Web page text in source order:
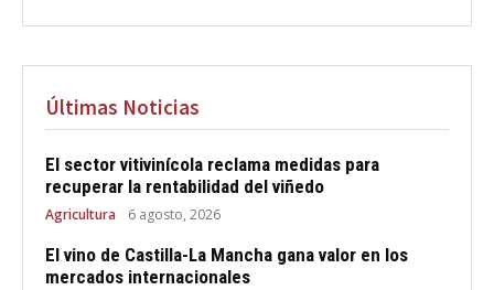
Últimas Noticias
El sector vitivinícola reclama medidas para
recuperar la rentabilidad del viñedo
Agricultura 6 agosto, 2026
El vino de Castilla-La Mancha gana valor en los
mercados internacionales